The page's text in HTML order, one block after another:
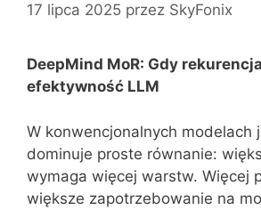
17 lipca 2025 przez SkyFonix
DeepMind MoR: Gdy
efektywność LLM
W konwencjonalnych modelach
dominuje proste równanie:
wymaga więcej warstw. Więcej
większe zapotrzebowanie na